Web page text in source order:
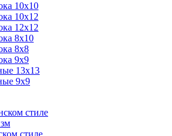
10х10
10х12
12х12
8х10
8х8
9х9
13х13
9х9
стиле